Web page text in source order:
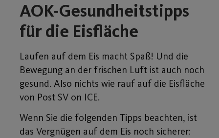
AOK-Gesundheitstipps
für die Eisfläche
Laufen auf dem Eis macht Spaß! Und die
Bewegung an der frischen Luft ist auch noch
gesund. Also nichts wie rauf auf die Eisfläche
von Post SV on ICE.
Wenn Sie die folgenden Tipps beachten, ist
das Vergnügen auf dem Eis noch sicherer: